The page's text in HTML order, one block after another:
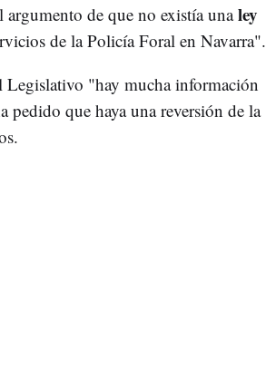
de que no existía unaley
de la Policía Foral en Navarra".
Legislativo "hay mucha información
que haya una reversión de la